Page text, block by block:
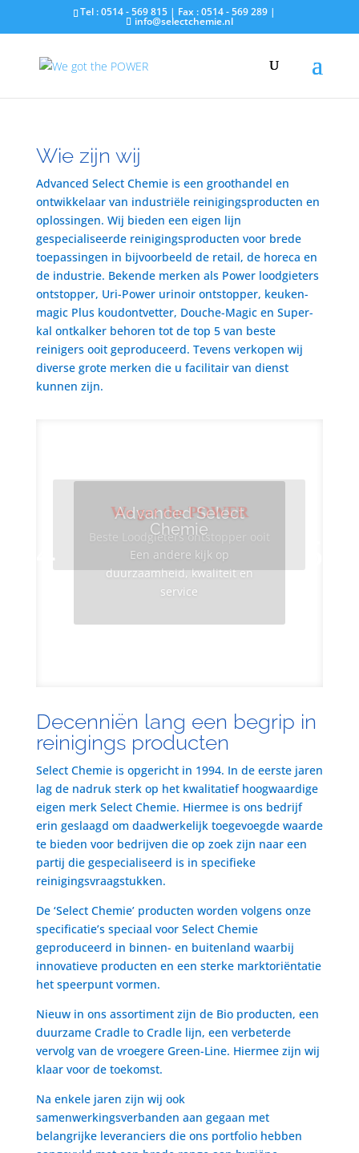
Tel : 0514 - 569 815 | Fax : 0514 - 569 289 |
info@selectchemie.nl
Wie zijn wij
Advanced Select Chemie is een groothandel en
ontwikkelaar van industriële reinigingsproducten en
oplossingen. Wij bieden een eigen lijn
gespecialiseerde reinigingsproducten voor brede
toepassingen in bijvoorbeeld de retail, de horeca en
de industrie. Bekende merken als Power loodgieters
ontstopper, Uri-Power urinoir ontstopper, keuken-
magic Plus koudontvetter, Douche-Magic en Super-
kal ontkalker behoren tot de top 5 van beste
reinigers ooit geproduceerd. Tevens verkopen wij
diverse grote merken die u facilitair van dienst
kunnen zijn.
Advanced Select
Chemie
Een andere kijk op
duurzaamheid, kwaliteit en
service
We got the POWER
Beste Loodgieters ontstopper ooit
Decenniën lang een begrip in
reinigings producten
Select Chemie is opgericht in 1994. In de eerste jaren
lag de nadruk sterk op het kwalitatief hoogwaardige
eigen merk Select Chemie. Hiermee is ons bedrijf
erin geslaagd om daadwerkelijk toegevoegde waarde
te bieden voor bedrijven die op zoek zijn naar een
partij die gespecialiseerd is in specifieke
reinigingsvraagstukken.
De ‘Select Chemie’ producten worden volgens onze
specificatie’s speciaal voor Select Chemie
geproduceerd in binnen- en buitenland waarbij
innovatieve producten en een sterke marktoriëntatie
het speerpunt vormen.
Nieuw in ons assortiment zijn de Bio producten, een
duurzame Cradle to Cradle lijn, een verbeterde
vervolg van de vroegere Green-Line. Hiermee zijn wij
klaar voor de toekomst.
Na enkele jaren zijn wij ook
samenwerkingsverbanden aan gegaan met
belangrijke leveranciers die ons portfolio hebben